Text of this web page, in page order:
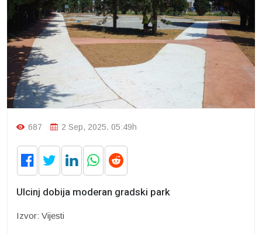
687 2 Sep, 2025. 05:49h
Ulcinj dobija moderan gradski park
Izvor: Vijesti